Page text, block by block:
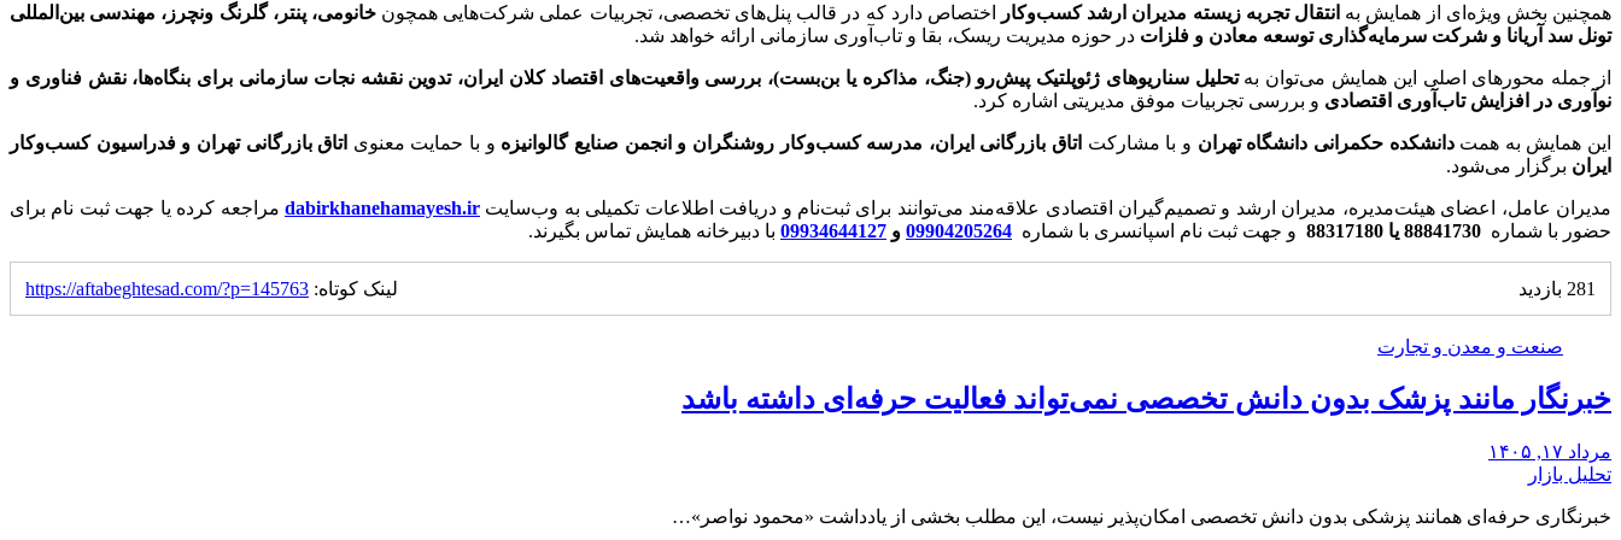
همچنین بخش ویژه‌ای از همایش به انتقال تجربه زیسته مدیران ارشد کسبوکار اختصاص دارد که در قالب پنل‌های تخصصی، تجربیات عملی شرکت‌هایی همچونخانومی، پنتر، گلرنگ ونچرز، مهندسی بین المللی
تونل سد آریانا و شرکت سرمایهگذاری توسعه معادن و فلزات در حوزه مدیریت ریسک، بقا و تاب‌آوری سازمانی ارائه خواهد شد.
از جمله محورهای اصلی این همایش می‌توان بهتحلیل سناریوهای ژئوپلتیک پیشرو (جنگ، مذاکره یا بنبست)، بررسی واقعیتهای اقتصاد کلان ایران، تدوین نقشه نجات سازمانی برای بنگاهها، نقش فناوری و
نوآوری در افزایش تاب آوری اقتصادی و بررسی تجربیات موفق مدیریتی اشاره کرد.
این همایش به همتدانشکده حکمرانی دانشگاه تهران و با مشارکت اتاق بازرگانی ایران، مدرسه کسبوکار روشنگران و انجمن صنایع گالوانیزه و با حمایت معنوی اتاق بازرگانی تهران و فدراسیون کسبوکار
ایران برگزار می‌شود.
مدیران عامل، اعضای هیئت‌مدیره، مدیران ارشد و تصمیم‌گیران اقتصادی علاقه‌مند می‌توانند برای ثبت‌نام و دریافت اطلاعات تکمیلی به وب‌سایتdabirkhanehamayesh.ir مراجعه کرده یا جهت ثبت نام برای
حضور با شماره
و جهت ثبت نام اسپانسری با شماره 09904205264 و 09934644127 با دبیرخانه همایش تماس بگیرند.
281 بازدید لینک کوتاه: https://aftabeghtesad.com/?p=145763
صنعت و معدن و تجارت
خبرنگار مانند پزشک بدون دانش تخصصی نمی‌تواند فعالیت حرفه‌ای داشته باشد
مرداد ۱۷, ۱۴۰۵
تحلیل بازار
خبرنگاری حرفه‌ای همانند پزشکی بدون دانش تخصصی امکان‌پذیر نیست، این مطلب بخشی از یادداشت «محمود نواصر»…